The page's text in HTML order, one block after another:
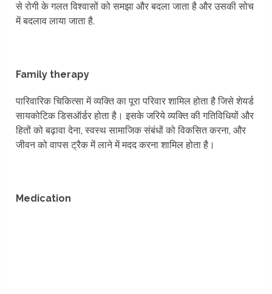
से रोगी के गलत विश्वासों को समझा और बदला जाता है और उसकी सोच
में बदलाव लाया जाता है.
Family therapy
पारिवारिक चिकित्सा में व्यक्ति का पूरा परिवार शामिल होता है जिसे शेयर्ड
सायकोटिक डिसऑर्डर होता है। इसके जरिये व्यक्ति की गतिविधियों और
हितों को बढ़ावा देना, स्वस्थ सामाजिक संबंधों को विकसित करना, और
जीवन को वापस ट्रैक में लाने में मदद करना शामिल होता है।
Medication